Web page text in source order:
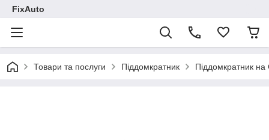
FixAuto
Товари та послуги Піддомкратник Піддомкратник